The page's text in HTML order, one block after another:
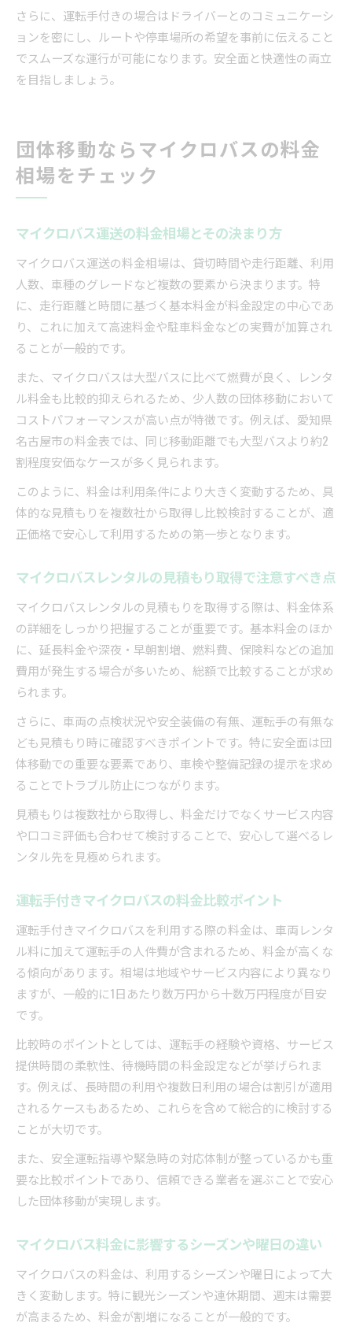
さらに、運転手付きの場合はドライバーとのコミュニケーシ
ョンを密にし、ルートや停車場所の希望を事前に伝えること
でスムーズな運行が可能になります。安全面と快適性の両立
を目指しましょう。
団体移動ならマイクロバスの料金
相場をチェック
マイクロバス運送の料金相場とその決まり方
マイクロバス運送の料金相場は、貸切時間や走行距離、利用
人数、車種のグレードなど複数の要素から決まります。特
に、走行距離と時間に基づく基本料金が料金設定の中心であ
り、これに加えて高速料金や駐車料金などの実費が加算され
ることが一般的です。
また、マイクロバスは大型バスに比べて燃費が良く、レンタ
ル料金も比較的抑えられるため、少人数の団体移動において
コストパフォーマンスが高い点が特徴です。例えば、愛知県
名古屋市の料金表では、同じ移動距離でも大型バスより約2
割程度安価なケースが多く見られます。
このように、料金は利用条件により大きく変動するため、具
体的な見積もりを複数社から取得し比較検討することが、適
正価格で安心して利用するための第一歩となります。
マイクロバスレンタルの見積もり取得で注意すべき点
マイクロバスレンタルの見積もりを取得する際は、料金体系
の詳細をしっかり把握することが重要です。基本料金のほか
に、延長料金や深夜・早朝割増、燃料費、保険料などの追加
費用が発生する場合が多いため、総額で比較することが求め
られます。
さらに、車両の点検状況や安全装備の有無、運転手の有無な
ども見積もり時に確認すべきポイントです。特に安全面は団
体移動での重要な要素であり、車検や整備記録の提示を求め
ることでトラブル防止につながります。
見積もりは複数社から取得し、料金だけでなくサービス内容
や口コミ評価も合わせて検討することで、安心して選べるレ
ンタル先を見極められます。
運転手付きマイクロバスの料金比較ポイント
運転手付きマイクロバスを利用する際の料金は、車両レンタ
ル料に加えて運転手の人件費が含まれるため、料金が高くな
る傾向があります。相場は地域やサービス内容により異なり
ますが、一般的に1日あたり数万円から十数万円程度が目安
です。
比較時のポイントとしては、運転手の経験や資格、サービス
提供時間の柔軟性、待機時間の料金設定などが挙げられま
す。例えば、長時間の利用や複数日利用の場合は割引が適用
されるケースもあるため、これらを含めて総合的に検討する
ことが大切です。
また、安全運転指導や緊急時の対応体制が整っているかも重
要な比較ポイントであり、信頼できる業者を選ぶことで安心
した団体移動が実現します。
マイクロバス料金に影響するシーズンや曜日の違い
マイクロバスの料金は、利用するシーズンや曜日によって大
きく変動します。特に観光シーズンや連休期間、週末は需要
が高まるため、料金が割増になることが一般的です。